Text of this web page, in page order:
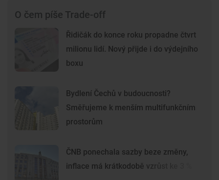
O čem píše Trade-off
Řidičák do konce roku propadne čtvrt
milionu lidí. Nový přijde i do výdejního
boxu
Bydlení Čechů v budoucnosti?
Směřujeme k menším multifunkčním
prostorům
ČNB ponechala sazby beze změny,
inflace má krátkodobě vzrůst ke 3 %